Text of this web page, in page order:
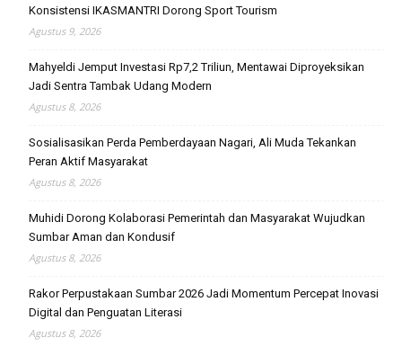
Konsistensi IKASMANTRI Dorong Sport Tourism
Agustus 9, 2026
Mahyeldi Jemput Investasi Rp7,2 Triliun, Mentawai Diproyeksikan
Jadi Sentra Tambak Udang Modern
Agustus 8, 2026
Sosialisasikan Perda Pemberdayaan Nagari, Ali Muda Tekankan
Peran Aktif Masyarakat
Agustus 8, 2026
Muhidi Dorong Kolaborasi Pemerintah dan Masyarakat Wujudkan
Sumbar Aman dan Kondusif
Agustus 8, 2026
Rakor Perpustakaan Sumbar 2026 Jadi Momentum Percepat Inovasi
Digital dan Penguatan Literasi
Agustus 8, 2026